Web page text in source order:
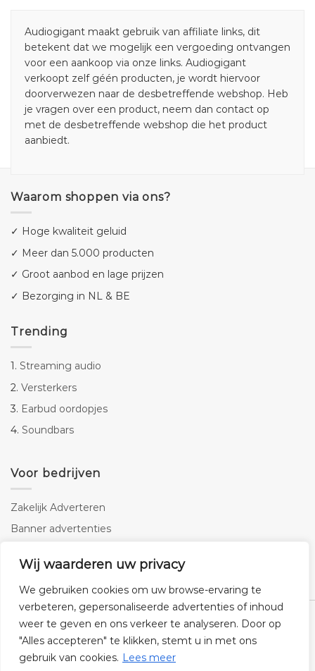
Wij waarderen uw privacy
We gebruiken cookies om uw browse-ervaring te
verbeteren, gepersonaliseerde advertenties of inhoud
weer te geven en ons verkeer te analyseren. Door op
"Alles accepteren" te klikken, stemt u in met ons
gebruik van cookies. Lees meer
Audiogigant maakt gebruik van affiliate links, dit
betekent dat we mogelijk een vergoeding ontvangen
voor een aankoop via onze links. Audiogigant
verkoopt zelf géén producten, je wordt hiervoor
doorverwezen naar de desbetreffende webshop. Heb
je vragen over een product, neem dan contact op
met de desbetreffende webshop die het product
aanbiedt.
Waarom shoppen via ons?
✓ Hoge kwaliteit geluid
✓ Meer dan 5.000 producten
✓ Groot aanbod en lage prijzen
✓ Bezorging in NL & BE
Trending
1. Streaming audio
2. Versterkers
3. Earbud oordopjes
4. Soundbars
Voor bedrijven
Zakelijk Adverteren
Banner advertenties
SEO copywriting